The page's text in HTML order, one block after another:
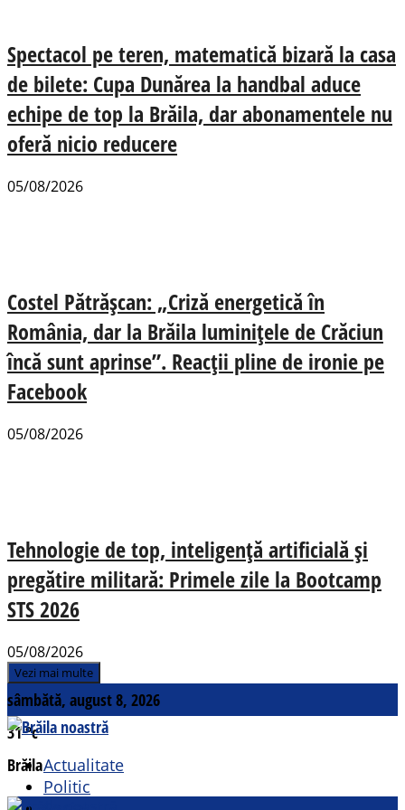
Spectacol pe teren, matematică bizară la casa
de bilete: Cupa Dunărea la handbal aduce
echipe de top la Brăila, dar abonamentele nu
oferă nicio reducere
05/08/2026
Costel Pătrășcan: „Criză energetică în
România, dar la Brăila luminițele de Crăciun
încă sunt aprinse”. Reacții pline de ironie pe
Facebook
05/08/2026
Tehnologie de top, inteligență artificială și
pregătire militară: Primele zile la Bootcamp
STS 2026
05/08/2026
Vezi mai multe
sâmbătă, august 8, 2026
31°c
BrăilaActualitate
Politic